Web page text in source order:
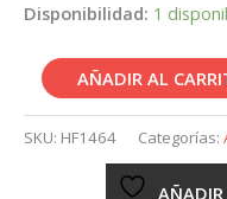
Disponibilidad: 1
Saco
Pokémon
40x35cm.
cantidad
AÑADIR AL
SKU: HF1464 Categorías:
AÑADIR